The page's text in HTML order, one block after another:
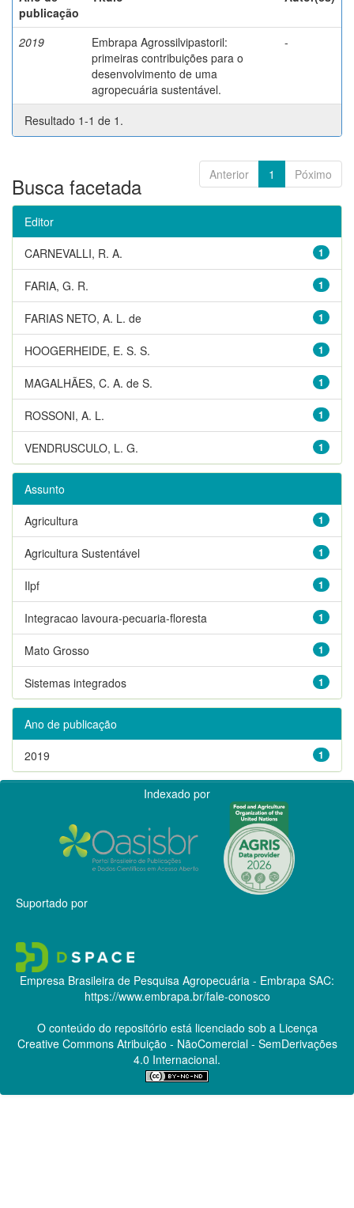
publicação
2019
Embrapa Agrossilvipastoril:
primeiras contribuições para o
desenvolvimento de uma
agropecuária sustentável.
-
Resultado 1-1 de 1.
Anterior 1 Póximo
Busca facetada
Editor
1
CARNEVALLI, R. A.
1
FARIA, G. R.
1
FARIAS NETO, A. L. de
1
HOOGERHEIDE, E. S. S.
1
MAGALHÃES, C. A. de S.
1
ROSSONI, A. L.
1
VENDRUSCULO, L. G.
Assunto
1
Agricultura
1
Agricultura Sustentável
1
Ilpf
1
Integracao lavoura-pecuaria-floresta
1
Mato Grosso
1
Sistemas integrados
Ano de publicação
1
2019
Indexado por
Suportado por
Empresa Brasileira de Pesquisa Agropecuária - Embrapa SAC:
https://www.embrapa.br/fale-conosco
O conteúdo do repositório está licenciado sob a Licença
Creative CommonsAtribuição - NãoComercial - SemDerivações
4.0 Internacional.